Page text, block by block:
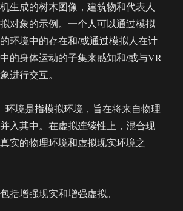
生成的树木图像，建筑物和代表人
对象的示例。一个人可以通过模拟
环境中的存在和/或通过模拟人在计
的身体运动的子集来感知和/或与VR
进行交互。
环境是指模拟环境，旨在将来自物理
入其中。在虚拟连续性上，混合现
实的物理环境和虚拟现实环境之
括增强现实和增强虚拟。